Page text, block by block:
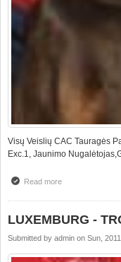
Visų Veislių CAC Tauragės
Exc.1, Jaunimo
Read moreabout TAURAGĖ
LUXEMBURG -
Submitted by admin on Sun,